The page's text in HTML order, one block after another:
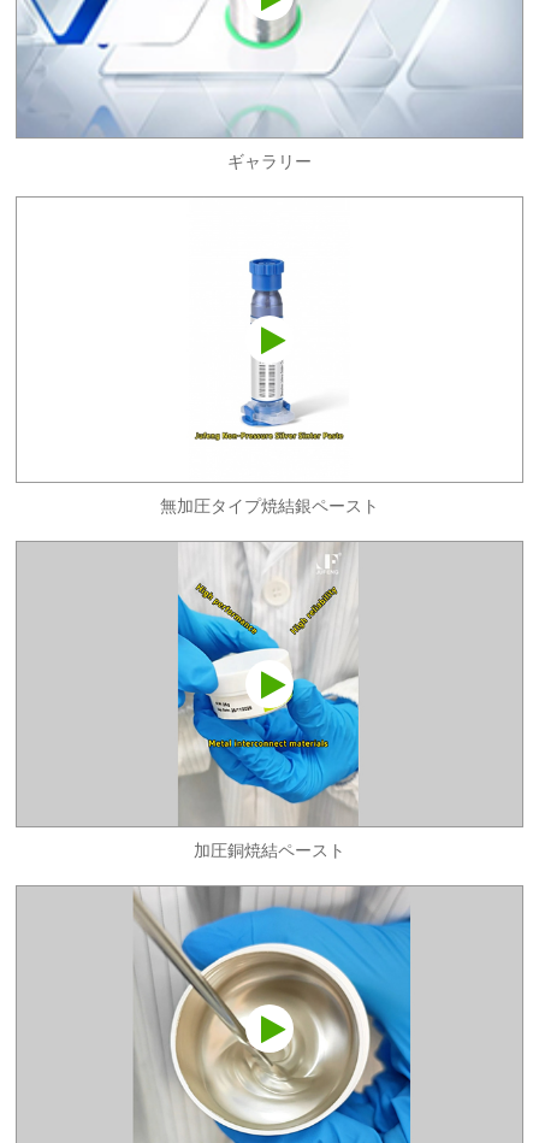
ギャラリー
無加圧タイプ焼結銀ペースト
加圧銅焼結ペースト